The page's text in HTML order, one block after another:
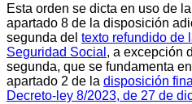
Esta orden se dicta en uso de
apartado 8 de la disposición
segunda del texto refundido de
Seguridad Social , a excepción
segunda, que se fundamenta
apartado 2 de la disposición
Decreto-ley 8/2023, de 27 de